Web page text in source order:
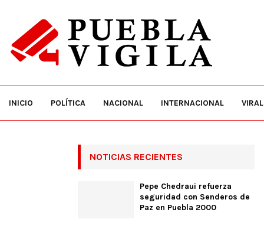
INICIO POLÍTICA NACIONAL INTERNACIONAL VIRAL
NOTICIAS RECIENTES
Pepe Chedraui refuerza
seguridad con Senderos de
Paz en Puebla 2000